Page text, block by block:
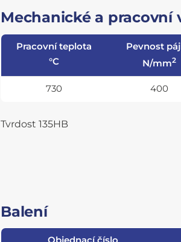
Mechanické a
Pracovní teplota
°C
Pevnost
N/mm2
730 400
Tvrdost 135HB
Balení